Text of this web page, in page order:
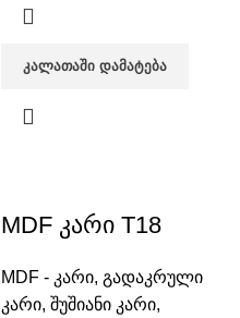
ᲙᲐᲚᲐᲗᲐᲨᲘ ᲓᲐᲛᲐᲢᲔᲑᲐ
MDF კარი T18
MDF - კარი, გადაკრული
კარი, შუშიანი კარი,